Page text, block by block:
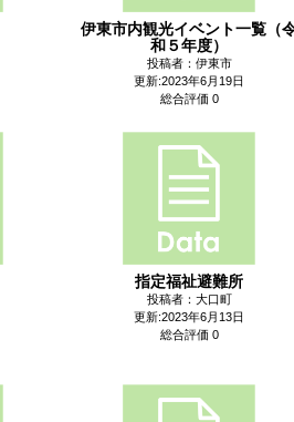
伊東市内観光イベント一覧（
和５年度）
投稿者：伊東市
更新:2023年6月19日
総合評価 0
指定福祉避難所
投稿者：大口町
更新:2023年6月13日
総合評価 0